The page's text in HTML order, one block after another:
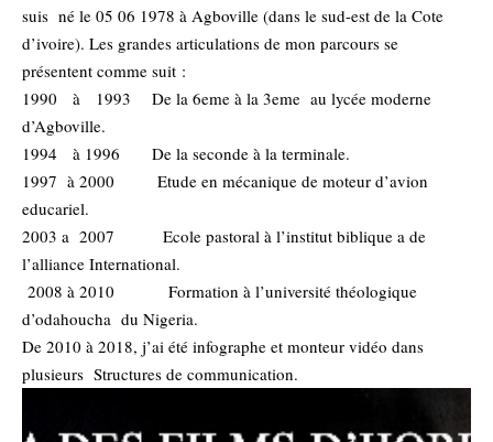
suis né le 05 06 1978 à Agboville (dans le sud-est de la Cote
d’ivoire). Les grandes articulations de mon parcours se
présentent comme suit :
1990 à 1993 De la 6eme à la 3eme au lycée moderne
d’Agboville.
1994 à 1996 De la seconde à la terminale.
1997 à 2000 Etude en mécanique de moteur d’avion
educariel.
2003 a 2007 Ecole pastoral à l’institut biblique a de
l’alliance International.
2008 à 2010 Formation à l’université théologique
d’odahoucha du Nigeria.
De 2010 à 2018, j’ai été infographe et monteur vidéo dans
plusieurs Structures de communication.